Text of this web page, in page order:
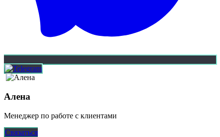
Алена
Менеджер по работе с клиентами
Связаться